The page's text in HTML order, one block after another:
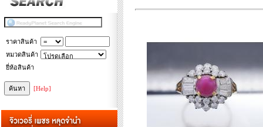
ราคาสินค้า
หมวดสินค้า
ยี่ห้อสินค้า
[Help]